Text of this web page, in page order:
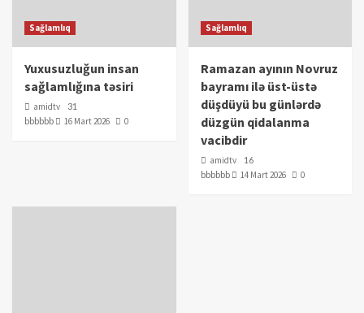
Sağlamlıq
Yuxusuzluğun insan
sağlamlığına təsiri
amidtv
31
bbbbbb
16 Mart 2026 0
Sağlamlıq
Ramazan ayının Novruz
bayramı ilə üst-üstə
düşdüyü bu günlərdə
düzgün qidalanma
vacibdir
amidtv
16
bbbbbb
14 Mart 2026 0